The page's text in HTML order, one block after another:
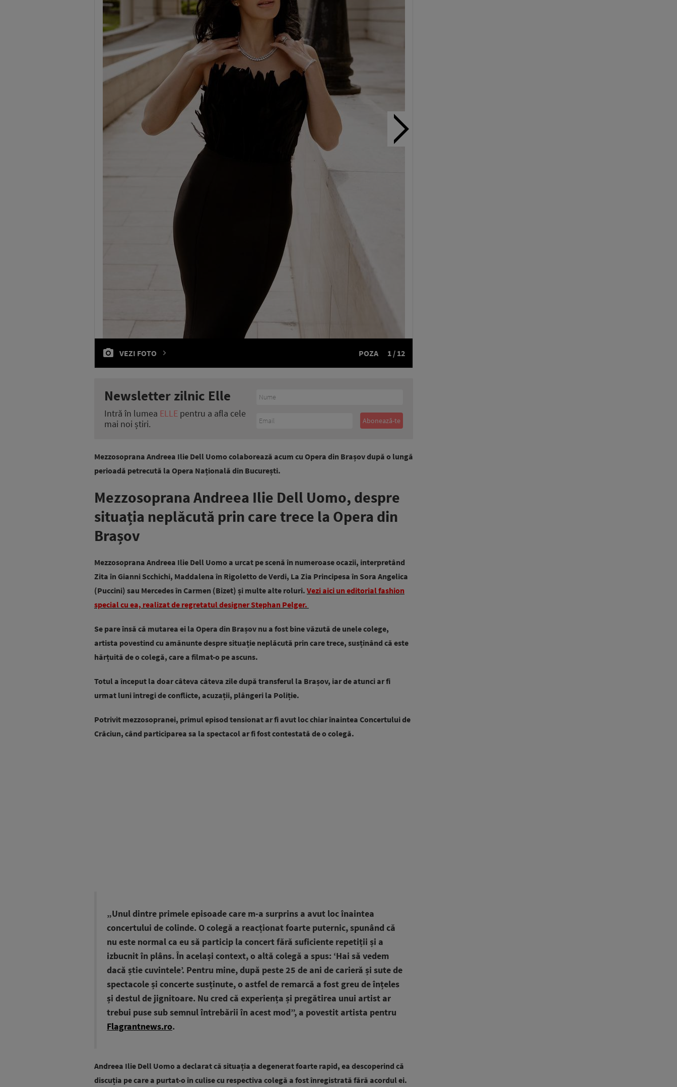
VEZI FOTO POZA 1 / 12
Newsletter zilnic Elle
Intră în lumea ELLE pentru a afla cele
mai noi știri.
Mezzosoprana Andreea Ilie Dell Uomo colaborează acum cu Opera din Brașov după o lungă
perioadă petrecută la Opera Națională din București.
Mezzosoprana Andreea Ilie Dell Uomo, despre
situația neplăcută prin care trece la Opera din
Brașov
Mezzosoprana Andreea Ilie Dell Uomo a urcat pe scenă în numeroase ocazii, interpretând
Zita în Gianni Scchichi, Maddalena în Rigoletto de Verdi, La Zia Principesa în Sora Angelica
(Puccini) sau Mercedes în Carmen (Bizet) și multe alte roluri. Vezi aici un editorial fashion
special cu ea, realizat de regretatul designer Stephan Pelger.
Se pare însă că mutarea ei la Opera din Brașov nu a fost bine văzută de unele colege,
artista povestind cu amănunte despre situație neplăcută prin care trece, susținând că este
hărțuită de o colegă, care a filmat-o pe ascuns.
Totul a început la doar câteva câteva zile după transferul la Brașov, iar de atunci ar fi
urmat luni întregi de conflicte, acuzații, plângeri la Poliție.
Potrivit mezzosopranei, primul episod tensionat ar fi avut loc chiar înaintea Concertului de
Crăciun, când participarea sa la spectacol ar fi fost contestată de o colegă.
„Unul dintre primele episoade care m-a surprins a avut loc înaintea
concertului de colinde. O colegă a reacționat foarte puternic, spunând că
nu este normal ca eu să particip la concert fără suficiente repetiții și a
izbucnit în plâns. În același context, o altă colegă a spus: ‘Hai să vedem
dacă știe cuvintele’. Pentru mine, după peste 25 de ani de carieră și sute de
spectacole și concerte susținute, o astfel de remarcă a fost greu de înțeles
și destul de jignitoare. Nu cred că experiența și pregătirea unui artist ar
trebui puse sub semnul întrebării în acest mod”, a povestit artista pentru
Flagrantnews.ro.
Andreea Ilie Dell Uomo a declarat că situația a degenerat foarte rapid, ea descoperind că
discuția pe care a purtat-o în culise cu respectiva colegă a fost înregistrată fără acordul ei.